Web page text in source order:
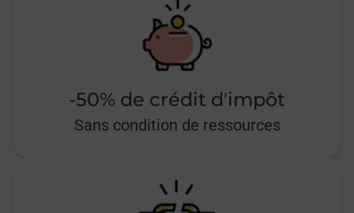
-50% de crédit d'impôt
Sans condition de ressources